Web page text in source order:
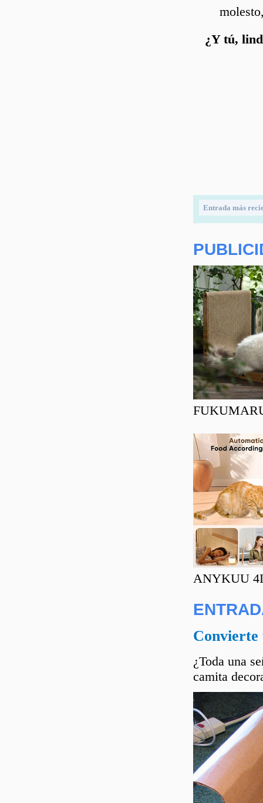
¿Y tú,
Entrada más
ANYKUU
Convierte
¿Toda una
camita